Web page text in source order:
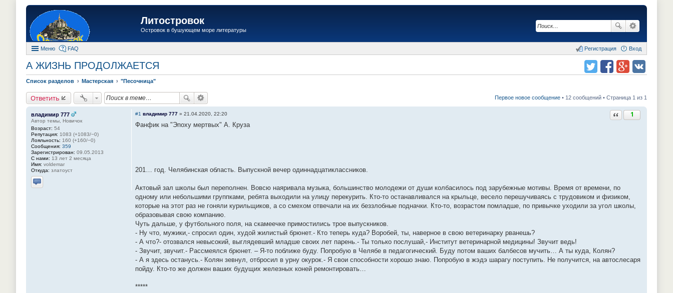
Литостровок
Островок в бушующем море литературы
Меню FAQ Вход
Регистрация
А ЖИЗНЬ ПРОДОЛЖАЕТСЯ
Список разделов Мастерская "Песочница"
Ответить Первое новое сообщение • 12 сообщений • Страница 1 из 1
владимир 777
Автор темы, Новичок
Возраст: 54
Репутация: 1083 (+1083/−0)
Лояльность: 160 (+160/−0)
Сообщения: 359
Зарегистрирован: 09.05.2013
С нами: 13 лет 2 месяца
Имя: voldemar
Откуда: златоуст
Отправить личное сообщение
Ответить с цитатой
1
#1 владимир 777 » 21.04.2020, 22:20
Фанфик на "Эпоху мертвых" А. Круза
201… год. Челябинская область. Выпускной вечер одиннадцатиклассников.
Актовый зал школы был переполнен. Вовсю наяривала музыка, большинство молодежи от души колбасилось под зарубежные мотивы. Время от времени, по
одному или небольшими группками, ребята выходили на улицу перекурить. Кто-то останавливался на крыльце, весело перешучиваясь с трудовиком и физиком,
которые на этот раз не гоняли курильщиков, а со смехом отвечали на их беззлобные подначки. Кто-то, возрастом помладше, по привычке уходили за угол школы,
образовывая свою компанию.
Чуть дальше, у футбольного поля, на скамеечке примостились трое выпускников.
- Ну что, мужики,- спросил один, худой жилистый брюнет.- Кто теперь куда? Воробей, ты, наверное в свою ветеринарку рванешь?
- А что?- отозвался невысокий, выглядевший младше своих лет парень.- Ты только послушай,- Институт ветеринарной медицины! Звучит ведь!
- Звучит, звучит.- Рассмеялся брюнет. – Я-то поближе буду. Попробую в Челябе в педагогический. Буду потом ваших балбесов мучить… А ты куда, Колян?
- А я здесь останусь.- Колян зевнул, отбросил в урну окурок.- Я свои способности хорошо знаю. Попробую в жэдэ шарагу поступить. Не получится, на автослесаря
пойду. Кто-то же должен ваших будущих железных коней ремонтировать…
*****